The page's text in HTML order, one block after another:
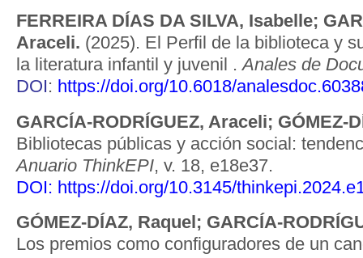
FERREIRA DÍAS DA SILVA, Isabelle;
Araceli. (2025). El Perfil de la biblioteca y
la literatura infantil y juvenil .Anales de
DOI: https://doi.org/10.6018/
GARCÍA-RODRÍGUEZ, Araceli; GÓMEZ-
Bibliotecas públicas y acción social:
Anuario ThinkEPI, v. 18, e18e37.
DOI: https://doi.org/10.3145/
GÓMEZ-DÍAZ, Raquel; GARCÍA-
Los premios como configuradores de un